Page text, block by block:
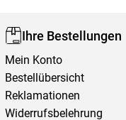
Ihre Bestellungen
Mein Konto
Bestellübersicht
Reklamationen
Widerrufsbelehrung